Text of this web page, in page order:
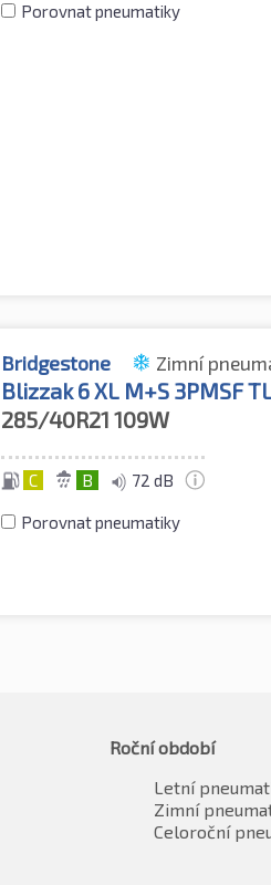
Porovnat pneumatiky
Bridgestone Zimní
Blizzak 6 XL M+S 3PMSF
285/40R21 109W
C B 72 dB
Porovnat pneumatiky
Roční období
Letní
Zimní
Celoroční